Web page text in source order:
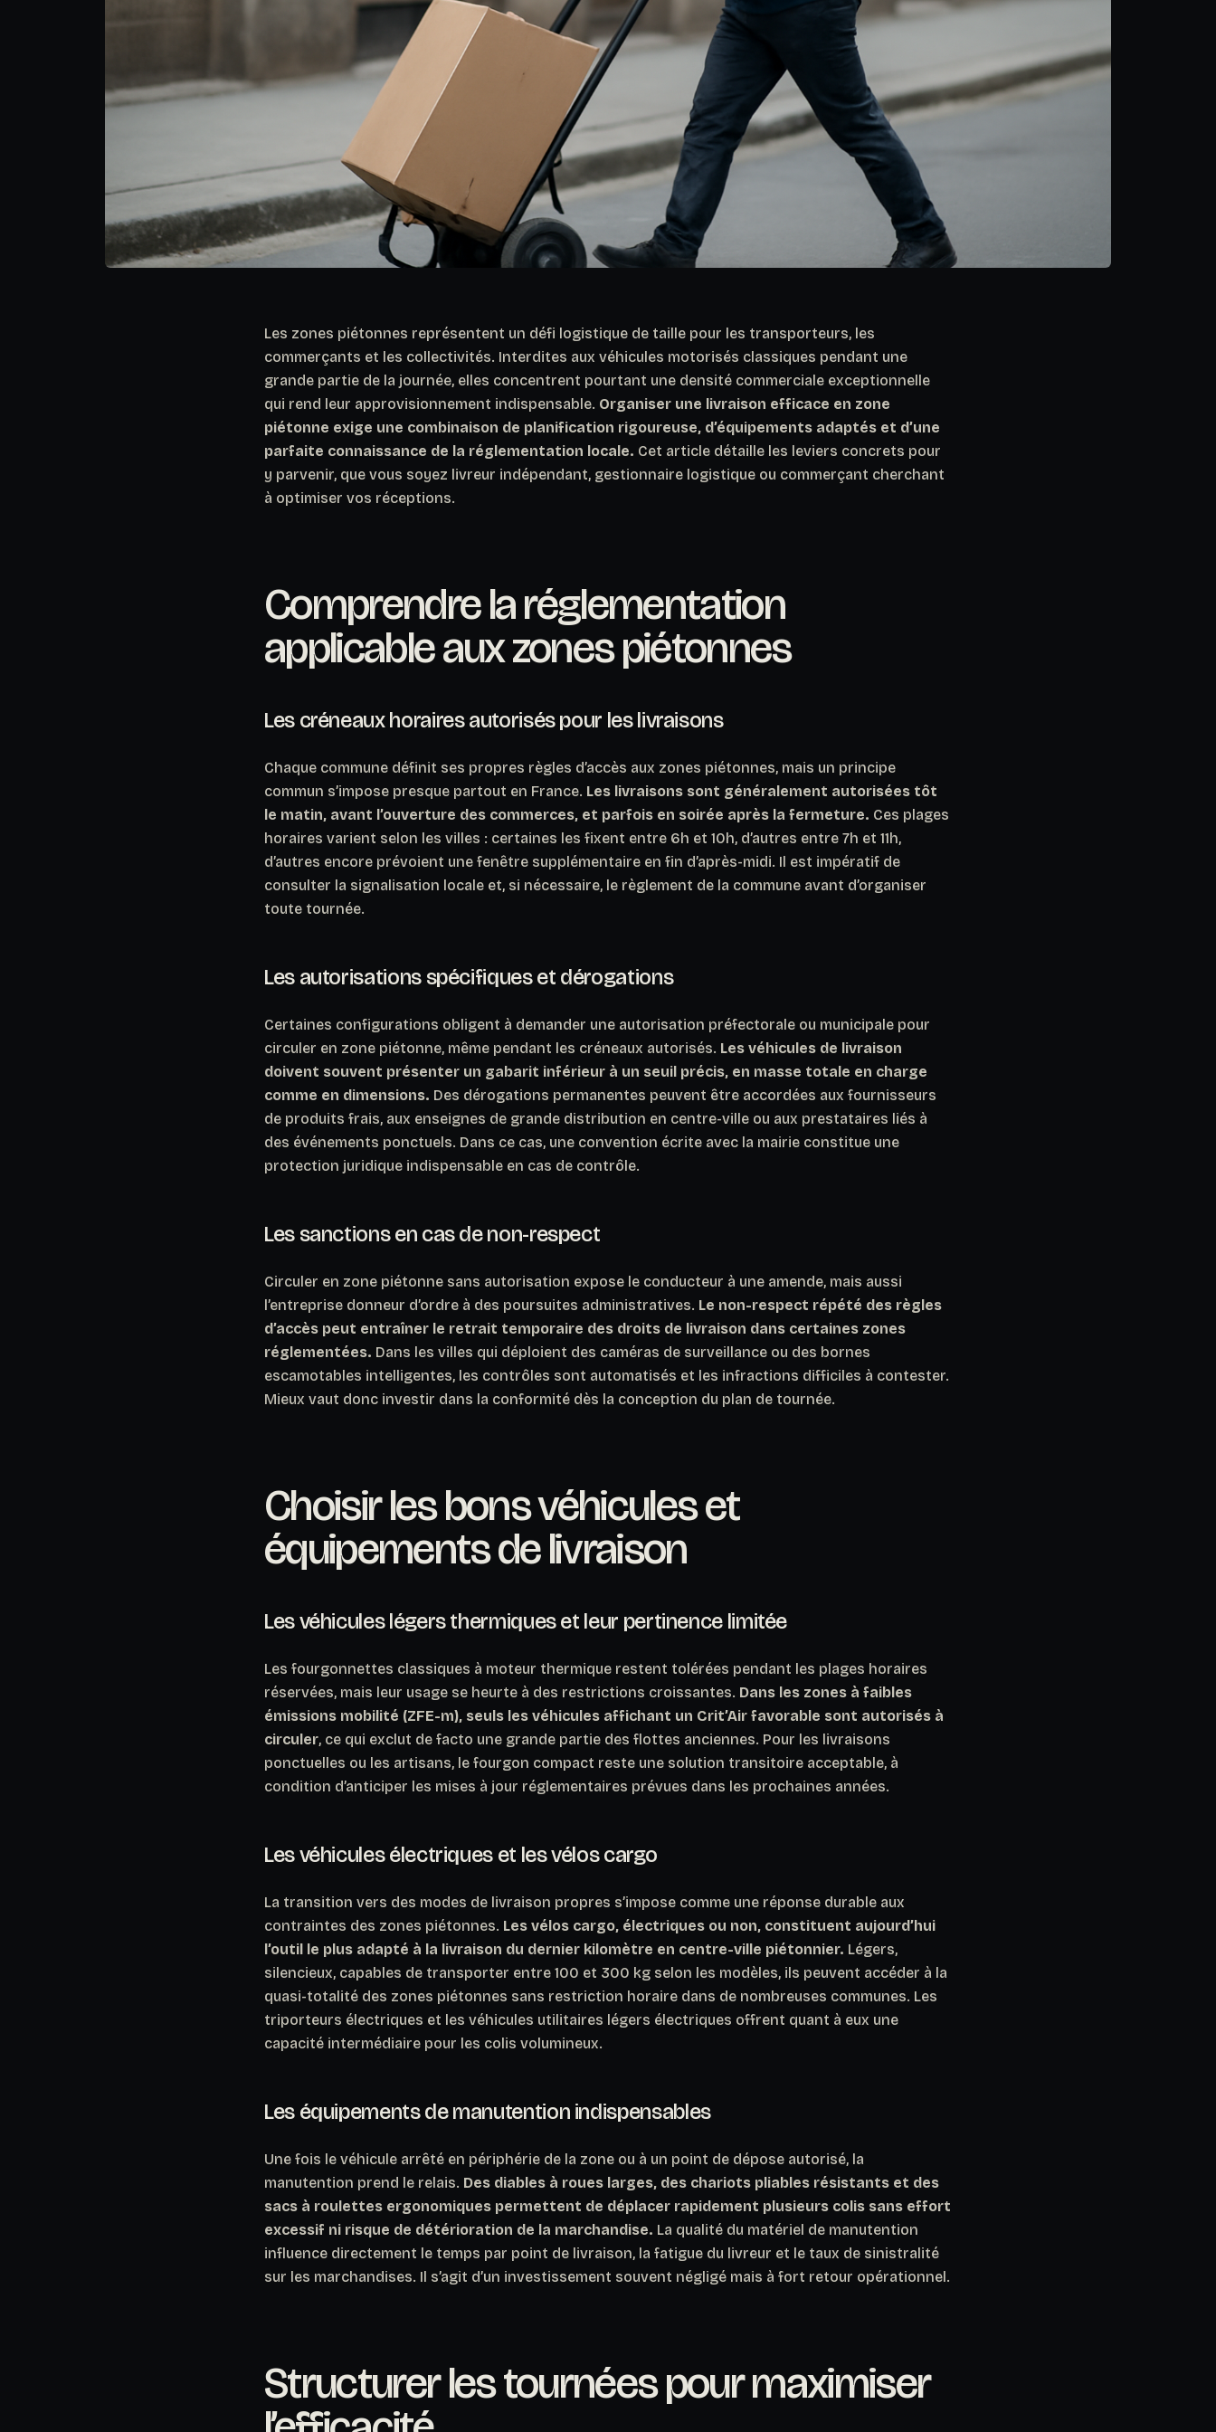
Les zones piétonnes représentent un défi logistique de taille pour les transporteurs, les
commerçants et les collectivités. Interdites aux véhicules motorisés classiques pendant une
grande partie de la journée, elles concentrent pourtant une densité commerciale exceptionnelle
qui rend leur approvisionnement indispensable. Organiser une livraison efficace en zone
piétonne exige une combinaison de planification rigoureuse, d’équipements adaptés et d’une
parfaite connaissance de la réglementation locale. Cet article détaille les leviers concrets pour
y parvenir, que vous soyez livreur indépendant, gestionnaire logistique ou commerçant cherchant
à optimiser vos réceptions.
Comprendre la réglementation
applicable aux zones piétonnes
Les créneaux horaires autorisés pour les livraisons
Chaque commune définit ses propres règles d’accès aux zones piétonnes, mais un principe
commun s’impose presque partout en France. Les livraisons sont généralement autorisées tôt
le matin, avant l’ouverture des commerces, et parfois en soirée après la fermeture. Ces plages
horaires varient selon les villes : certaines les fixent entre 6h et 10h, d’autres entre 7h et 11h,
d’autres encore prévoient une fenêtre supplémentaire en fin d’après-midi. Il est impératif de
consulter la signalisation locale et, si nécessaire, le règlement de la commune avant d’organiser
toute tournée.
Les autorisations spécifiques et dérogations
Certaines configurations obligent à demander une autorisation préfectorale ou municipale pour
circuler en zone piétonne, même pendant les créneaux autorisés. Les véhicules de livraison
doivent souvent présenter un gabarit inférieur à un seuil précis, en masse totale en charge
comme en dimensions. Des dérogations permanentes peuvent être accordées aux fournisseurs
de produits frais, aux enseignes de grande distribution en centre-ville ou aux prestataires liés à
des événements ponctuels. Dans ce cas, une convention écrite avec la mairie constitue une
protection juridique indispensable en cas de contrôle.
Les sanctions en cas de non-respect
Circuler en zone piétonne sans autorisation expose le conducteur à une amende, mais aussi
l’entreprise donneur d’ordre à des poursuites administratives. Le non-respect répété des règles
d’accès peut entraîner le retrait temporaire des droits de livraison dans certaines zones
réglementées. Dans les villes qui déploient des caméras de surveillance ou des bornes
escamotables intelligentes, les contrôles sont automatisés et les infractions difficiles à contester.
Mieux vaut donc investir dans la conformité dès la conception du plan de tournée.
Choisir les bons véhicules et
équipements de livraison
Les véhicules légers thermiques et leur pertinence limitée
Les fourgonnettes classiques à moteur thermique restent tolérées pendant les plages horaires
réservées, mais leur usage se heurte à des restrictions croissantes. Dans les zones à faibles
émissions mobilité (ZFE-m), seuls les véhicules affichant un Crit’Air favorable sont autorisés à
circuler, ce qui exclut de facto une grande partie des flottes anciennes. Pour les livraisons
ponctuelles ou les artisans, le fourgon compact reste une solution transitoire acceptable, à
condition d’anticiper les mises à jour réglementaires prévues dans les prochaines années.
Les véhicules électriques et les vélos cargo
La transition vers des modes de livraison propres s’impose comme une réponse durable aux
contraintes des zones piétonnes. Les vélos cargo, électriques ou non, constituent aujourd’hui
l’outil le plus adapté à la livraison du dernier kilomètre en centre-ville piétonnier. Légers,
silencieux, capables de transporter entre 100 et 300 kg selon les modèles, ils peuvent accéder à la
quasi-totalité des zones piétonnes sans restriction horaire dans de nombreuses communes. Les
triporteurs électriques et les véhicules utilitaires légers électriques offrent quant à eux une
capacité intermédiaire pour les colis volumineux.
Les équipements de manutention indispensables
Une fois le véhicule arrêté en périphérie de la zone ou à un point de dépose autorisé, la
manutention prend le relais. Des diables à roues larges, des chariots pliables résistants et des
sacs à roulettes ergonomiques permettent de déplacer rapidement plusieurs colis sans effort
excessif ni risque de détérioration de la marchandise. La qualité du matériel de manutention
influence directement le temps par point de livraison, la fatigue du livreur et le taux de sinistralité
sur les marchandises. Il s’agit d’un investissement souvent négligé mais à fort retour opérationnel.
Structurer les tournées pour maximiser